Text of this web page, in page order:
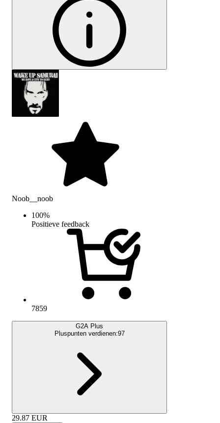
Noob__noob
100%
Positieve feedback
7859
G2A Plus
Pluspunten verdienen:97
29.87 EUR